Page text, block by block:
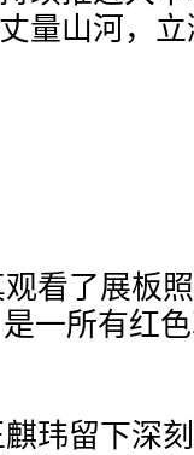
量山河，
看了展板
一所有红
玮留下深